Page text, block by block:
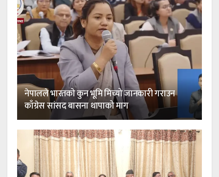
नेपालले भारतको कुन भूमि मिच्यो जानकारी गराउन
काँग्रेस सांसद बासना थापाको माग